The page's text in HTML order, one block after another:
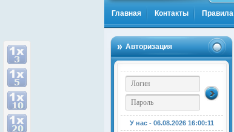
Главная Контакты Правила
Авторизация
У нас - 06.08.2026 16:00:12